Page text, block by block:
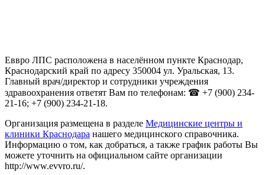
Еввро ЛПС расположена в населённом пункте Краснодар,
Краснодарский край по адресу 350004 ул. Уральская, 13.
Главный врач/директор и сотрудники учреждения
здравоохранения ответят Вам по телефонам: ☎ +7 (900) 234-
21-16; +7 (900) 234-21-18.
Организация размещена в разделе Медицинские центры и
клиники Краснодара нашего медицинского справочника.
Информацию о том, как добраться, а также график работы Вы
можете уточнить на официальном сайте организации
http://www.evvro.ru/.